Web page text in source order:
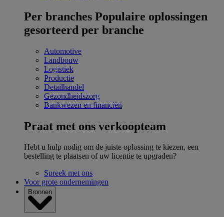
Per branches Populaire oplossingen
gesorteerd per branche
Automotive
Landbouw
Logistiek
Productie
Detailhandel
Gezondheidszorg
Bankwezen en financiën
Praat met ons verkoopteam
Hebt u hulp nodig om de juiste oplossing te kiezen, een
bestelling te plaatsen of uw licentie te upgraden?
Spreek met ons
Voor grote ondernemingen
Bronnen